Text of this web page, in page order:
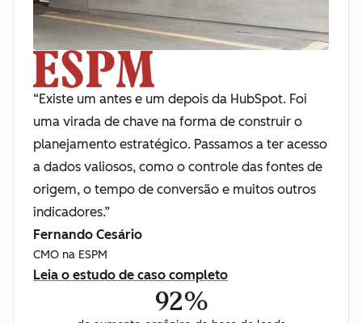
“Existe um antes e um depois da HubSpot. Foi
uma virada de chave na forma de construir o
planejamento estratégico. Passamos a ter acesso
a dados valiosos, como o controle das fontes de
origem, o tempo de conversão e muitos outros
indicadores.”
Fernando Cesário
CMO na ESPM
Leia o estudo de caso completo
92%